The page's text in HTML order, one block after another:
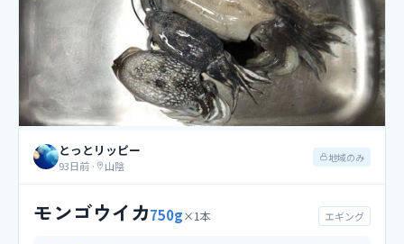
とっとリッピー
93日前 · 山陰
地域のみ
モンゴウイカ750g×1本 エギング